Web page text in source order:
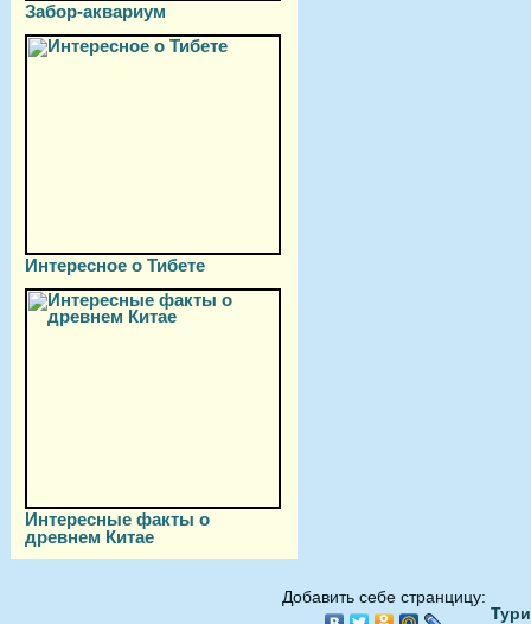
Забор-аквариум
Интересное о Тибете
Интересные факты о
древнем Китае
Добавить себе странцицу: